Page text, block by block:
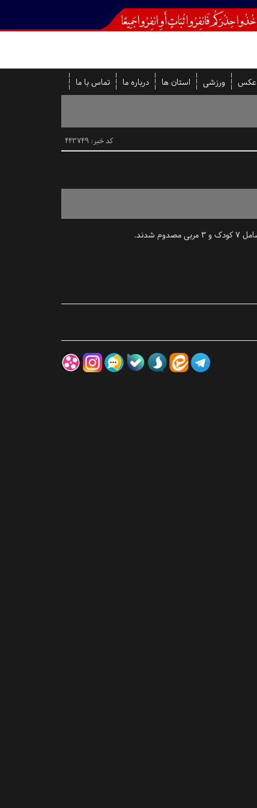
عکس ورزشی استان ها درباره ما تماس با ما
کد خبر: 443749